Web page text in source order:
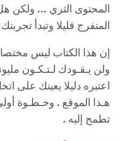
المحتوى الثري … ولكن
المتفرج قليلا وتبدأ
إن هذا الكتاب ليس
ولن يـقـودك لـتـكـون
اعتبره دليلا يعينك على
هـذا الموقع . وخـطـوة
تطمح إليه .